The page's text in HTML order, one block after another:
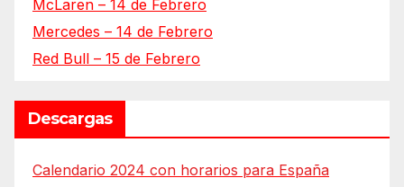
McLaren – 14 de Febrero
Mercedes – 14 de Febrero
Red Bull – 15 de Febrero
Descargas
Calendario 2024 con horarios para España